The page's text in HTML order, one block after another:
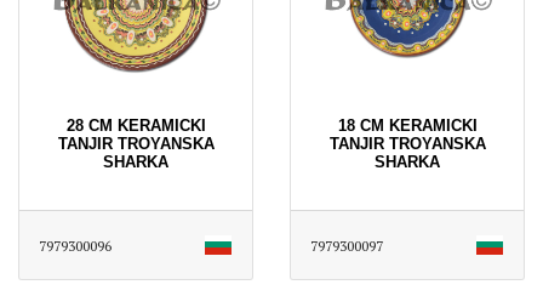
28 CM KERAMICKI
TANJIR TROYANSKA
SHARKA
7979300096
18 CM KERAMICKI
TANJIR TROYANSKA
SHARKA
7979300097